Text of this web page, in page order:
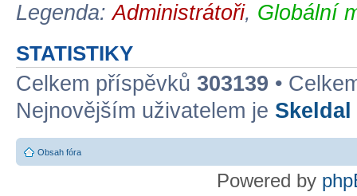
Legenda:Administrátoři, Globální
STATISTIKY
Celkem příspěvků 303139 •
Nejnovějším uživatelem je Skeldal
Obsah fóra
Powered by